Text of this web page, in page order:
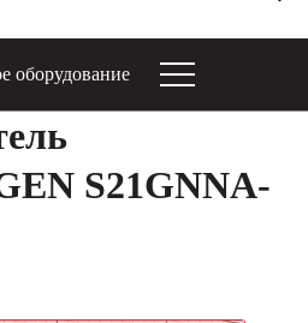
оборудование
S21GNNA-